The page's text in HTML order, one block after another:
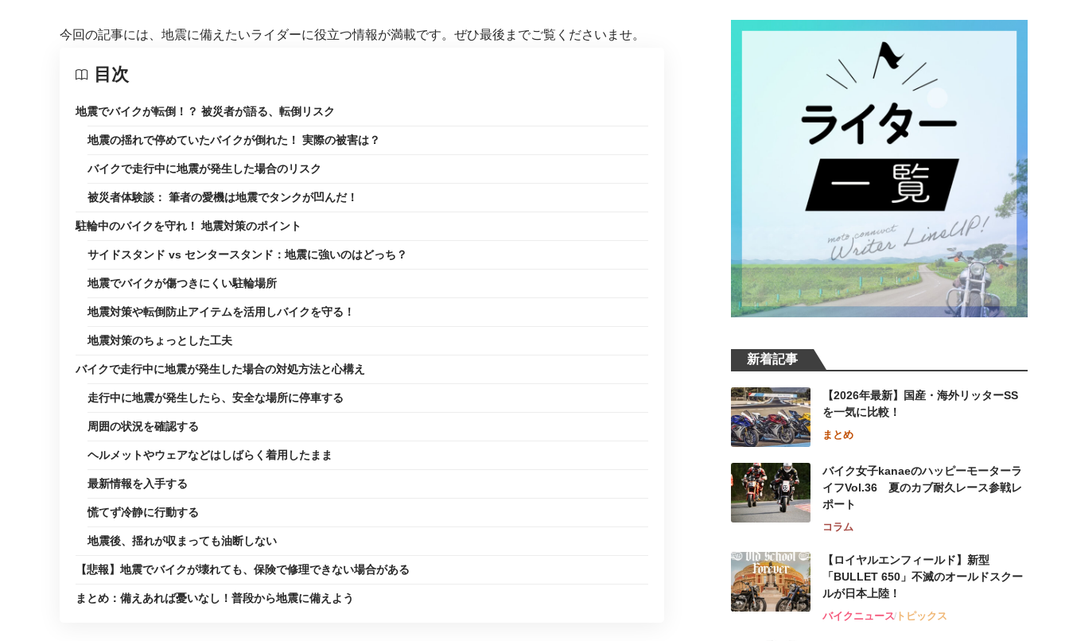
今回の記事には、地震に備えたいライダーに役立つ情報が満載です。ぜひ最後までご覧くださいませ。
目次
地震でバイクが転倒！？ 被災者が語る、転倒リスク
地震の揺れで停めていたバイクが倒れた！ 実際の被害は？
バイクで走行中に地震が発生した場合のリスク
被災者体験談： 筆者の愛機は地震でタンクが凹んだ！
駐輪中のバイクを守れ！ 地震対策のポイント
サイドスタンド vs センタースタンド：地震に強いのはどっち？
地震でバイクが傷つきにくい駐輪場所
地震対策や転倒防止アイテムを活用しバイクを守る！
地震対策のちょっとした工夫
バイクで走行中に地震が発生した場合の対処方法と心構え
走行中に地震が発生したら、安全な場所に停車する
周囲の状況を確認する
ヘルメットやウェアなどはしばらく着用したまま
最新情報を入手する
慌てず冷静に行動する
地震後、揺れが収まっても油断しない
【悲報】地震でバイクが壊れても、保険で修理できない場合がある
まとめ：備えあれば憂いなし！普段から地震に備えよう
新着記事
【2026年最新】国産・海外リッターSS
を一気に比較！
まとめ
バイク女子kanaeのハッピーモーターラ
イフVol.36 夏のカブ耐久レース参戦レ
ポート
コラム
【ロイヤルエンフィールド】新型
「BULLET 650」不滅のオールドスクー
ルが⽇本上陸！
バイクニューストピックス